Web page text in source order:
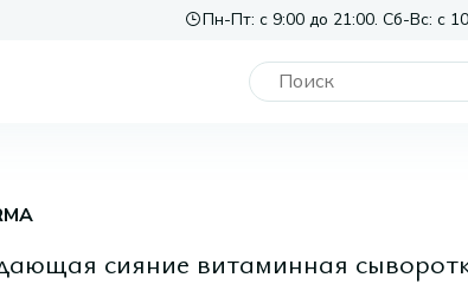
Пн-Пт: с 9:00 до 21:00. Сб-Вс: с
сияние витаминная